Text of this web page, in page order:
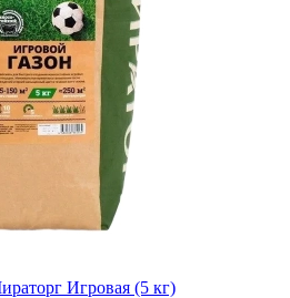
Игровая (5 кг)